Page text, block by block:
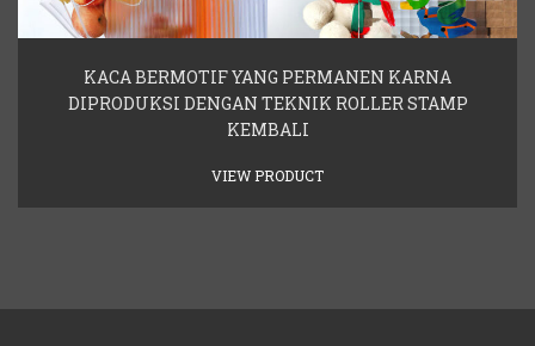
KACA BERMOTIF YANG PERMANEN KARNA
DIPRODUKSI DENGAN TEKNIK ROLLER STAMP
KEMBALI
VIEW PRODUCT